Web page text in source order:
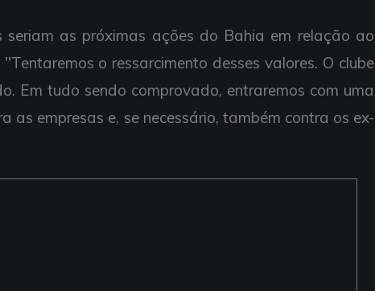
seriam as próximas ações do Bahia em relação ao
o ressarcimento desses valores. O clube
Em tudo sendo comprovado, entraremos com uma
as empresas e, se necessário, também contra os ex-